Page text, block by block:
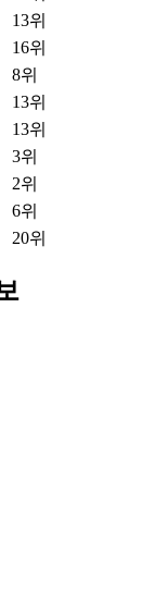
업종 내 순위
3위
13위